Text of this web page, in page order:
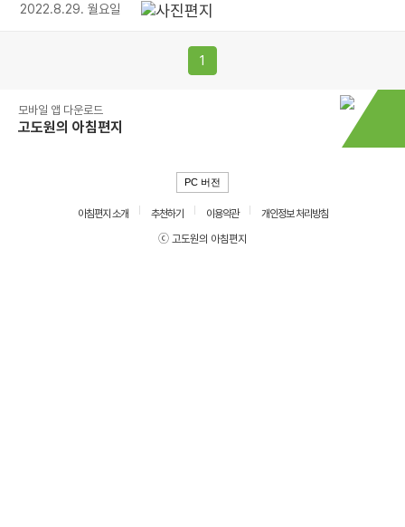
2022.8.29. 월요일
1
모바일 앱 다운로드
고도원의 아침편지
PC 버전
아침편지 소개 추천하기 이용약관
개인정보 처리방침
ⓒ 고도원의 아침편지